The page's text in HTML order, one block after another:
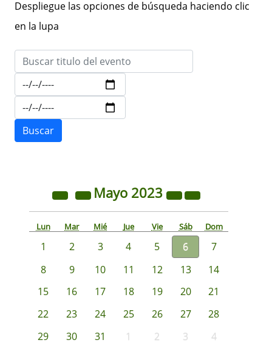
Despliegue las opciones de búsqueda haciendo clic
en la lupa
Mayo 2023
Lun Mar Mié Jue Vie Sáb Dom
1 2 3 4 5 6
7
8
9 10 11 12 13
14
15
16 17 18 19 20
21
22
23 24 25 26 27
28
29
30 31 1 2 3 4